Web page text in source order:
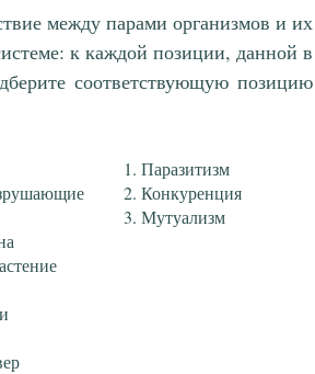
между парами организмов и их
к каждой позиции, данной в
соответствующую позицию
Паразитизм
Конкуренция
Мутуализм